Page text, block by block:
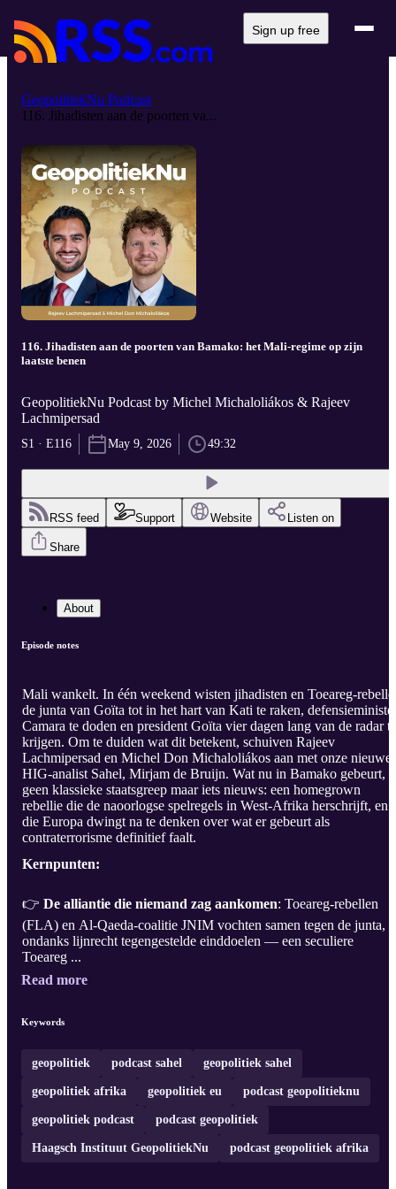
Sign up free
GeopolitiekNu Podcast
116. Jihadisten aan de poorten va...
116. Jihadisten aan de poorten van Bamako: het Mali-regime op zijn
laatste benen
GeopolitiekNu Podcast by Michel Michaloliákos & Rajeev
Lachmipersad
S1 · E116 May 9, 2026 49:32
RSS feed Support Website Listen on
Share
About
Episode notes
Mali wankelt. In één weekend wisten jihadisten en Toeareg-
de junta van Goïta tot in het hart van Kati te raken,
Camara te doden en president Goïta vier dagen lang van de radar te
krijgen. Om te duiden wat dit betekent, schuiven Rajeev
Lachmipersad en Michel Don Michaloliákos aan met onze nieuwe
HIG-analist Sahel, Mirjam de Bruijn. Wat nu in Bamako gebeurt,
geen klassieke staatsgreep maar iets nieuws: een homegrown
rebellie die de naoorlogse spelregels in West-Afrika herschrijft, en
die Europa dwingt na te denken over wat er gebeurt als
contraterrorisme definitief faalt.
Kernpunten:
👉 De alliantie die niemand zag aankomen: Toeareg-rebellen
(FLA) en Al-Qaeda-coalitie JNIM vochten samen tegen de junta,
ondanks lijnrecht tegengestelde einddoelen — een seculiere
Toeareg ...
Read more
Keywords
geopolitiek podcast sahel geopolitiek sahel
geopolitiek afrika geopolitiek eu podcast geopolitieknu
geopolitiek podcast podcast geopolitiek
Haagsch Instituut GeopolitiekNu podcast geopolitiek afrika